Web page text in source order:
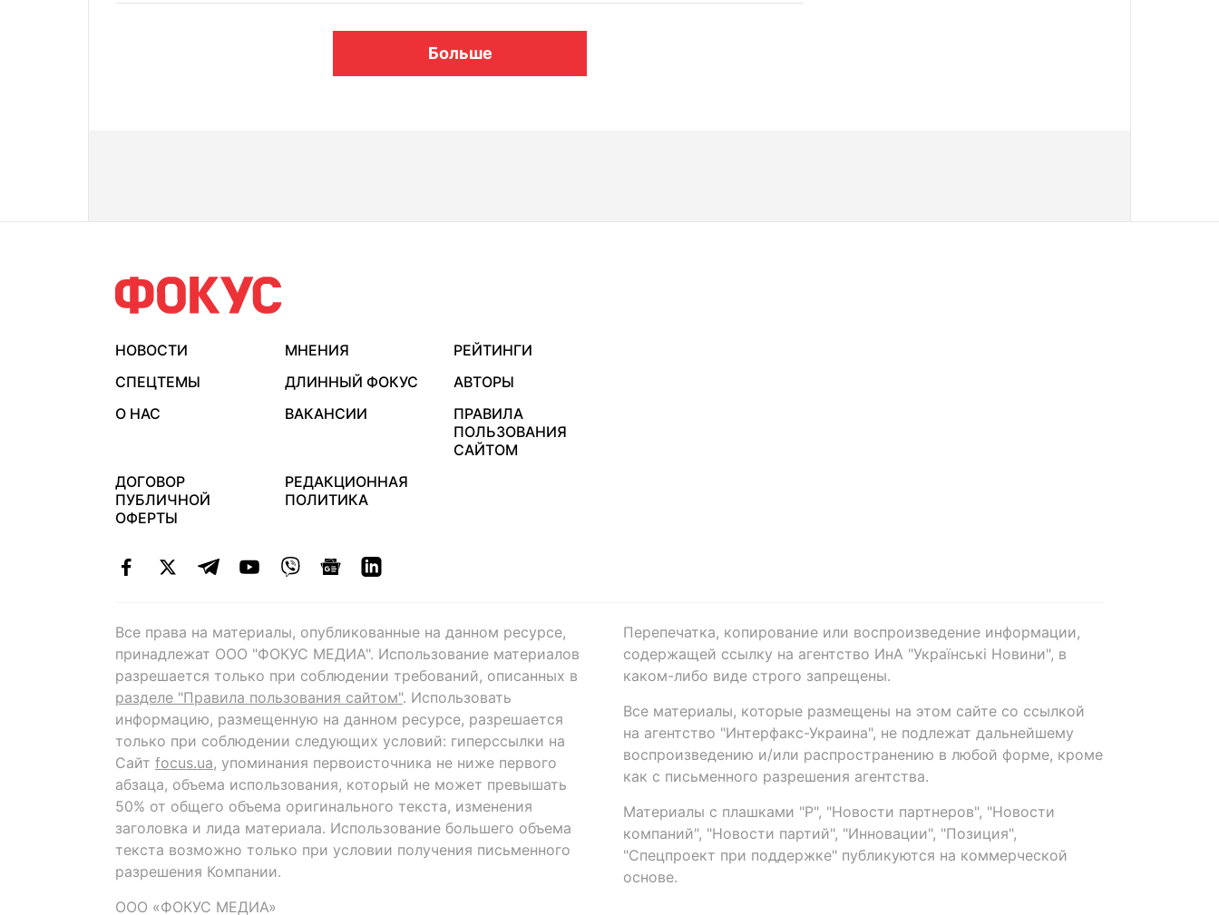
Больше
НОВОСТИ МНЕНИЯ
РЕЙТИНГИ
СПЕЦТЕМЫ
ДЛИННЫЙ ФОКУС
АВТОРЫ
О НАС
ВАКАНСИИ
ПРАВИЛА
ПОЛЬЗОВАНИЯ
САЙТОМ
ДОГОВОР
ПУБЛИЧНОЙ
ОФЕРТЫ
РЕДАКЦИОННАЯ
ПОЛИТИКА
Все права на материалы, опубликованные на данном ресурсе,
принадлежат ООО "ФОКУС МЕДИА". Использование материалов
разрешается только при соблюдении требований, описанных в
разделе "Правила пользования сайтом". Использовать
информацию, размещенную на данном ресурсе, разрешается
только при соблюдении следующих условий: гиперссылки на
Сайт focus.ua, упоминания первоисточника не ниже первого
абзаца, объема использования, который не может превышать
50% от общего объема оригинального текста, изменения
заголовка и лида материала. Использование большего объема
текста возможно только при условии получения письменного
разрешения Компании.
ООО «ФОКУС МЕДИА»
Перепечатка, копирование или воспроизведение информации,
содержащей ссылку на агентство ИнА "Українські Новини", в
каком-либо виде строго запрещены.
Все материалы, которые размещены на этом сайте со ссылкой
на агентство "Интерфакс-Украина", не подлежат дальнейшему
воспроизведению и/или распространению в любой форме, кроме
как с письменного разрешения агентства.
Материалы с плашками "Р", "Новости партнеров", "Новости
компаний", "Новости партий", "Инновации", "Позиция",
"Спецпроект при поддержке" публикуются на коммерческой
основе.